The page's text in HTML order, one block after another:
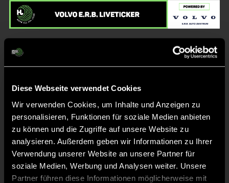
Diese Webseite verwendet Cookies
Wir verwenden Cookies, um Inhalte und Anzeigen zu
personalisieren, Funktionen für soziale Medien anbieten
zu können und die Zugriffe auf unsere Website zu
analysieren. Außerdem geben wir Informationen zu Ihrer
Verwendung unserer Website an unsere Partner für
soziale Medien, Werbung und Analysen weiter. Unsere
Partner führen diese Informationen möglicherweise mit
Liveticker
Keine Daten verfügbar.